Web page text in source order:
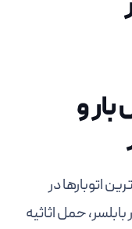
و
اتوبارها در
حمل اثاثیه